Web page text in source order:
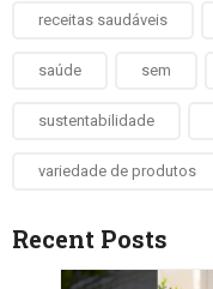
receitas saudáveis
saúde sem
sustentabilidade
variedade de produtos
Recent Posts